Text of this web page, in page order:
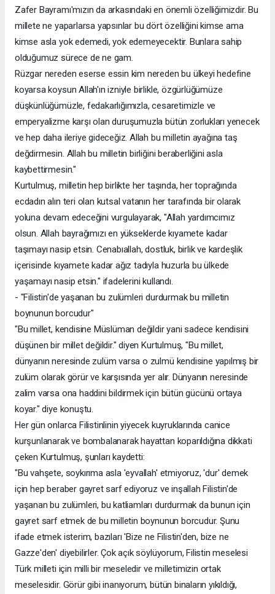
Zafer Bayramı'mızın da arkasındaki en önemli özelliğimizdir. Bu
millete ne yaparlarsa yapsınlar bu dört özelliğini kimse ama
kimse asla yok edemedi, yok edemeyecektir. Bunlara sahip
olduğumuz sürece de ne gam.
Rüzgar nereden eserse essin kim nereden bu ülkeyi hedefine
koyarsa koysun Allah'ın izniyle birlikle, özgürlüğümüze
düşkünlüğümüzle, fedakarlığımızla, cesaretimizle ve
emperyalizme karşı olan duruşumuzla bütün zorlukları yenecek
ve hep daha ileriye gideceğiz. Allah bu milletin ayağına taş
değdirmesin. Allah bu milletin birliğini beraberliğini asla
kaybettirmesin."
Kurtulmuş, milletin hep birlikte her taşında, her toprağında
ecdadın alın teri olan kutsal vatanın her tarafında bir olarak
yoluna devam edeceğini vurgulayarak, "Allah yardımcımız
olsun. Allah bayrağımızı en yükseklerde kıyamete kadar
taşımayı nasip etsin. Cenabıallah, dostluk, birlik ve kardeşlik
içerisinde kıyamete kadar ağız tadıyla huzurla bu ülkede
yaşamayı nasip etsin." ifadelerini kullandı.
- "Filistin'de yaşanan bu zulümleri durdurmak bu milletin
boynunun borcudur"
"Bu millet, kendisine Müslüman değildir yani sadece kendisini
düşünen bir millet değildir." diyen Kurtulmuş, "Bu millet,
dünyanın neresinde zulüm varsa o zulmü kendisine yapılmış bir
zulüm olarak görür ve karşısında yer alır. Dünyanın neresinde
zalim varsa ona haddini bildirmek için bütün gücünü ortaya
koyar." diye konuştu.
Her gün onlarca Filistinlinin yiyecek kuyruklarında canice
kurşunlanarak ve bombalanarak hayattan koparıldığına dikkati
çeken Kurtulmuş, şunları kaydetti:
"Bu vahşete, soykırıma asla 'eyvallah' etmiyoruz, 'dur' demek
için hep beraber gayret sarf ediyoruz ve inşallah Filistin'de
yaşanan bu zulümleri, bu katliamları durdurmak da bunun için
gayret sarf etmek de bu milletin boynunun borcudur. Şunu
ifade etmek isterim, bazıları 'Bize ne Filistin'den, bize ne
Gazze'den' diyebilirler. Çok açık söylüyorum, Filistin meselesi
Türk milleti için milli bir meseledir ve milletimizin ortak
meselesidir. Görür gibi inanıyorum, bütün binaların yıkıldığı,